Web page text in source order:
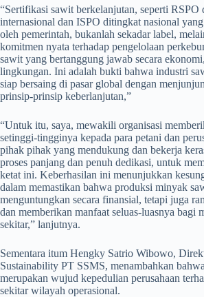
“Sertifikasi sawit berkelanjutan, seperti RSPO
internasional dan ISPO ditingkat nasional
oleh pemerintah, bukanlah sekadar label,
komitmen nyata terhadap pengelolaan
sawit yang bertanggung jawab secara
lingkungan. Ini adalah bukti bahwa industri
siap bersaing di pasar global dengan
prinsip-prinsip keberlanjutan,”
“Untuk itu, saya, mewakili organisasi
setinggi-tingginya kepada para petani dan
pihak pihak yang mendukung dan bekerja
proses panjang dan penuh dedikasi, untuk
ketat ini. Keberhasilan ini menunjukkan
dalam memastikan bahwa produksi minyak
menguntungkan secara finansial, tetapi juga
dan memberikan manfaat seluas-luasnya bagi
sekitar,” lanjutnya.
Sementara itum Hengky Satrio Wibowo,
Sustainability PT SSMS, menambahkan
merupakan wujud kepedulian perusahaan
sekitar wilayah operasional.